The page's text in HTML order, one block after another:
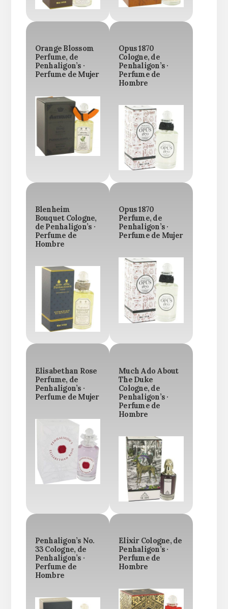
Orange Blossom
Perfume, de
Penhaligon’s ·
Perfume de Mujer
Opus 1870
Cologne, de
Penhaligon’s ·
Perfume de
Hombre
Blenheim
Bouquet Cologne,
de Penhaligon’s ·
Perfume de
Hombre
Opus 1870
Perfume, de
Penhaligon’s ·
Perfume de Mujer
Elisabethan Rose
Perfume, de
Penhaligon’s ·
Perfume de Mujer
Much Ado About
The Duke
Cologne, de
Penhaligon’s ·
Perfume de
Hombre
Penhaligon’s No.
33 Cologne, de
Penhaligon’s ·
Perfume de
Hombre
Elixir Cologne, de
Penhaligon’s ·
Perfume de
Hombre